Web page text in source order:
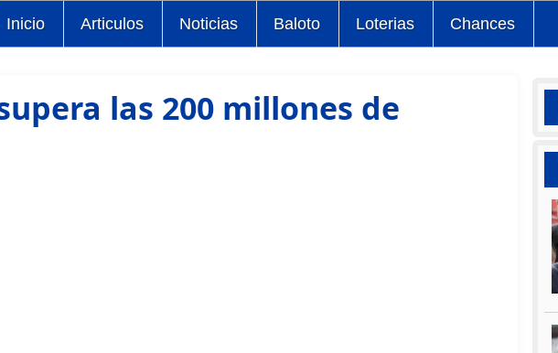
Inicio Articulos Noticias Baloto Loterias Chances
las 200 millones de